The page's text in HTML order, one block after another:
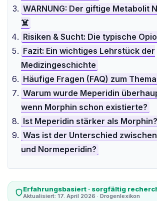
WARNUNG: Der giftige Metabolit
☠️
Risiken & Sucht: Die typische
Fazit: Ein wichtiges Lehrstück der
Medizingeschichte
Häufige Fragen (FAQ) zum
Warum wurde Meperidin
wenn Morphin schon existierte?
Ist Meperidin stärker als Morphin?
Was ist der Unterschied
und Normeperidin?
Erfahrungsbasiert · sorgfältig
Aktualisiert: 17. April 2026 · Drogenlexikon